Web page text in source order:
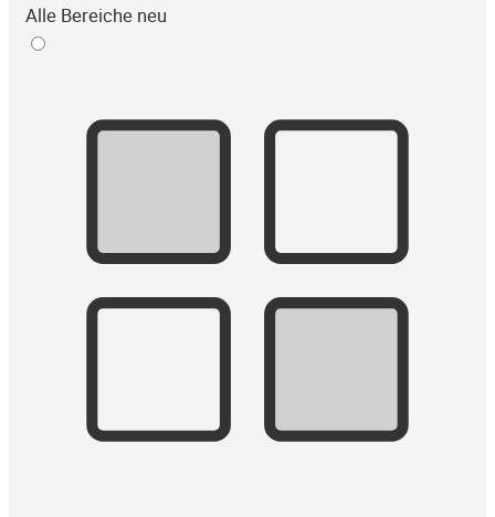
Alle Bereiche neu